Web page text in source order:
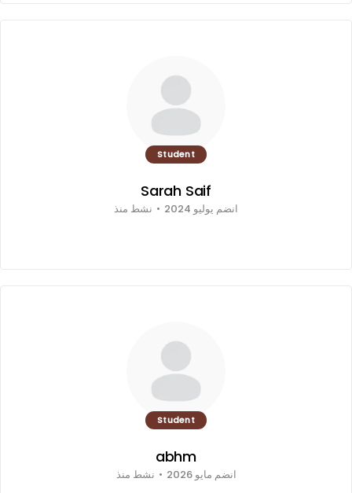
Student
Sarah Saif
انضم يوليو 2024 • نشط منذ
Student
abhm
انضم مايو 2026 • نشط منذ